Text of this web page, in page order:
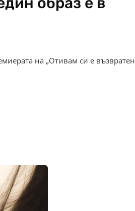
на „Отивам си е възвратен